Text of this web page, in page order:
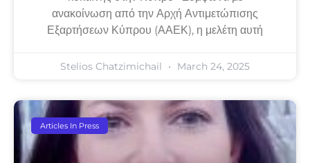
ανακοίνωση από την Αρχή Αντιμετώπισης
Εξαρτήσεων Κύπρου (ΑΑΕΚ), η μελέτη αυτή
Stelios Chatzimichail March 24, 2025
Articles In Press